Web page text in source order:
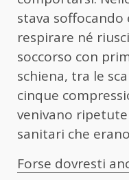
stava
respirare né
soccorso con
schiena, tra le
cinque
venivano
sanitari che
Forse dovresti